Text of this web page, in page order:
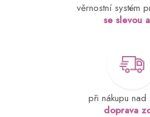
věrnostní systém
se slevou
při nákupu
doprava